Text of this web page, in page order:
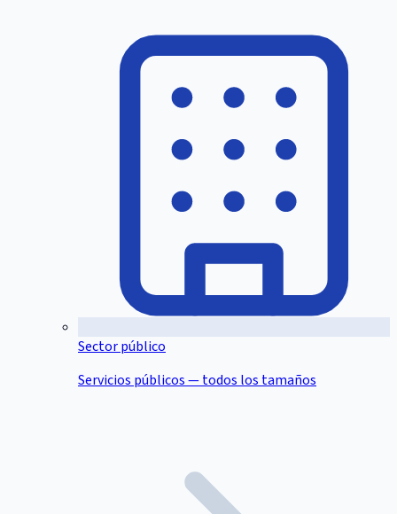
Sector público
Servicios públicos — todos los tamaños